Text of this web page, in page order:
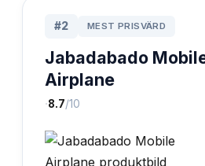
#2 MEST PRISVÄRD
Jabadabado
Airplane
·8.7/10